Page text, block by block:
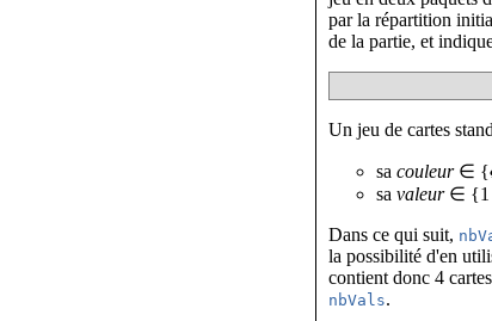
par la répartition
de la partie, et
Un jeu de cartes
sacouleur∈
savaleur∈ {1
Dans ce qui suit,
la possibilité d'en
contient donc 4
nbVals.